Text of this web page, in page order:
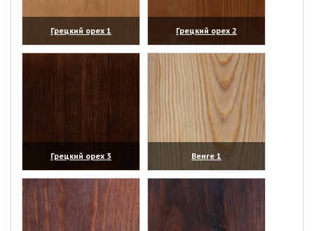
Грецкий орех 1
(увеличить)
Грецкий орех 2
(увеличить)
Грецкий орех 3
(увеличить)
Венге 1
(увеличить)